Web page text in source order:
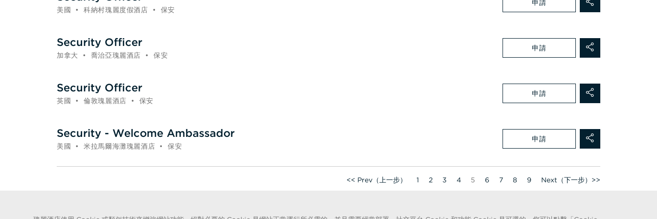
美國 • 科納村瑰麗度假酒店 • 保安
申請
Security Officer
加拿大 • 喬治亞瑰麗酒店 • 保安
申請
Security Officer
英國 • 倫敦瑰麗酒店 • 保安
申請
Security - Welcome Ambassador
美國 • 米拉馬爾海灘瑰麗酒店 • 保安
申請
<< Prev（上一步） 1 2 3 4 頁
5 6 7 8 9 Next（下一步）>>